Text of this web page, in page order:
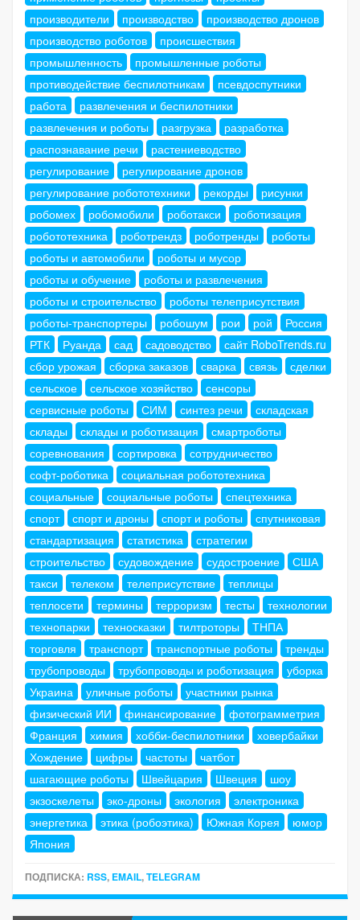
производители
производство
производство дронов
производство роботов
происшествия
промышленность
промышленные роботы
противодействие беспилотникам
псевдоспутники
работа
развлечения и беспилотники
развлечения и роботы
разгрузка
разработка
распознавание речи
растениеводство
регулирование
регулирование дронов
регулирование робототехники
рекорды
рисунки
робомех
робомобили роботакси
роботизация
робототехника
роботрендз роботренды
роботы
роботы и автомобили
роботы и мусор
роботы и обучение
роботы и развлечения
роботы и строительство
роботы телеприсутствия
роботы-транспортеры
робошум рои рой
Россия
РТК
Руанда сад садоводство
сайт RoboTrends.ru
сбор урожая
сборка заказов сварка связь
сделки
сельское
сельское хозяйство
сенсоры
сервисные роботы
СИМ синтез речи
складская
склады
склады и роботизация
смартроботы
соревнования
сортировка
сотрудничество
софт-роботика
социальная робототехника
социальные
социальные роботы
спецтехника
спорт
спорт и дроны спорт и роботы
спутниковая
стандартизация
статистика
стратегии
строительство
судовождение судостроение
США
такси
телеком телеприсутствие
теплицы
теплосети
термины терроризм тесты
технологии
технопарки
техносказки тилтроторы
ТНПА
торговля
транспорт транспортные роботы
тренды
трубопроводы
трубопроводы и роботизация
уборка
Украина
уличные роботы
участники рынка
физический ИИ
финансирование
фотограмметрия
Франция
химия хобби-беспилотники
ховербайки
Хождение
цифры частоты
чатбот
шагающие роботы
Швейцария Швеция
шоу
экзоскелеты
эко-дроны экология
электроника
энергетика
этика (робоэтика) Южная Корея
юмор
Япония
ПОДПИСКА: RSS, EMAIL,TELEGRAM